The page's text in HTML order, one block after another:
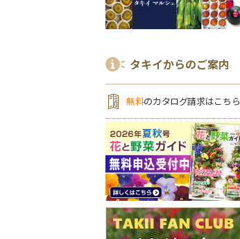
タキイからのご案内
無料のカタログ請求はこちら